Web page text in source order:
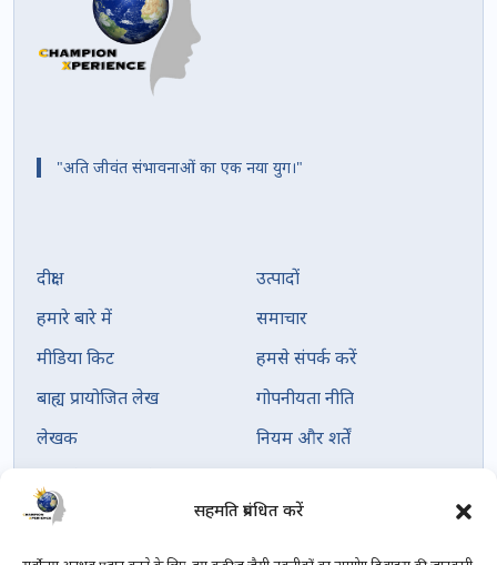
सहमति प्रबंधित करें
"अति जीवंत संभावनाओं का एक नया युग।"
दीक्षा
हमारे बारे में
मीडिया किट
बाह्य प्रायोजित लेख
लेखक
उत्पादों
समाचार
हमसे संपर्क करें
गोपनीयता नीति
नियम और शर्तें